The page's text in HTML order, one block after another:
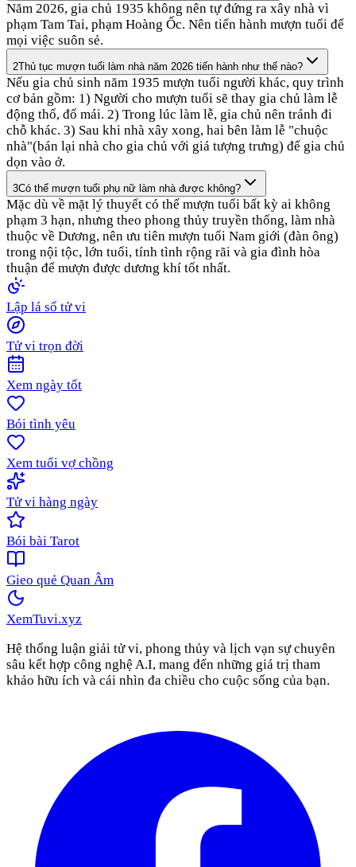
Năm 2026, gia chủ 1935 không nên tự đứng ra xây nhà vì
phạm Tam Tai, phạm Hoàng Ốc. Nên tiến hành mượn tuổi để
mọi việc suôn sẻ.
2Thủ tục mượn tuổi làm nhà năm 2026 tiến hành như thế nào?
Nếu gia chủ sinh năm 1935 mượn tuổi người khác, quy trình
cơ bản gồm: 1) Người cho mượn tuổi sẽ thay gia chủ làm lễ
động thổ, đổ mái. 2) Trong lúc làm lễ, gia chủ nên tránh đi
chỗ khác. 3) Sau khi nhà xây xong, hai bên làm lễ "chuộc
nhà"(bán lại nhà cho gia chủ với giá tượng trưng) để gia chủ
dọn vào ở.
3Có thể mượn tuổi phụ nữ làm nhà được không?
Mặc dù về mặt lý thuyết có thể mượn tuổi bất kỳ ai không
phạm 3 hạn, nhưng theo phong thủy truyền thống, làm nhà
thuộc về Dương, nên ưu tiên mượn tuổi Nam giới (đàn ông)
trong nội tộc, lớn tuổi, tính tình rộng rãi và gia đình hòa
thuận để mượn được dương khí tốt nhất.
Lập lá số tử vi
Tử vi trọn đời
Xem ngày tốt
Bói tình yêu
Xem tuổi vợ chồng
Tử vi hàng ngày
Bói bài Tarot
Gieo quẻ Quan Âm
XemTuvi.xyz
Hệ thống luận giải tử vi, phong thủy và lịch vạn sự chuyên
sâu kết hợp công nghệ A.I, mang đến những giá trị tham
khảo hữu ích và cái nhìn đa chiều cho cuộc sống của bạn.